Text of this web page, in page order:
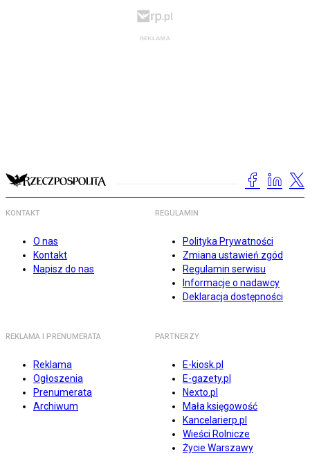
KONTAKT
O nas
Kontakt
Napisz do nas
REGULAMIN
Polityka Prywatności
Zmiana ustawień zgód
Regulamin serwisu
Informacje o nadawcy
Deklaracja dostępności
REKLAMA I PRENUMERATA
Reklama
Ogłoszenia
Prenumerata
Archiwum
PARTNERZY
E-kiosk.pl
E-gazety.pl
Nexto.pl
Mała księgowość
Kancelarierp.pl
Wieści Rolnicze
Życie Warszawy